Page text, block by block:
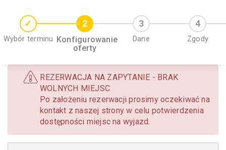
Wybór terminu Konfigurowanie
oferty
Dane Zgody
REZERWACJA NA ZAPYTANIE - BRAK
WOLNYCH MIEJSC
Po założeniu rezerwacji prosimy oczekiwać na
kontakt z naszej strony w celu potwierdzenia
dostępności miejsc na wyjazd.